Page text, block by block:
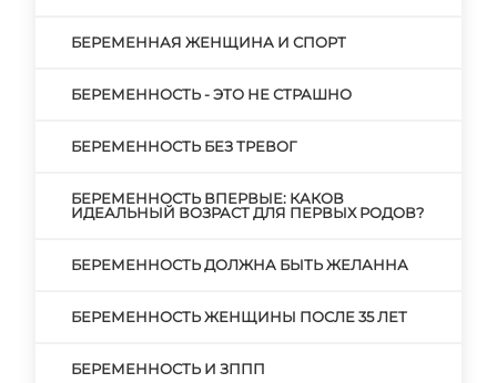
БЕРЕМЕННАЯ ЖЕНЩИНА И СПОРТ
БЕРЕМЕННОСТЬ - ЭТО НЕ СТРАШНО
БЕРЕМЕННОСТЬ БЕЗ ТРЕВОГ
БЕРЕМЕННОСТЬ ВПЕРВЫЕ: КАКОВ
ИДЕАЛЬНЫЙ ВОЗРАСТ ДЛЯ ПЕРВЫХ РОДОВ?
БЕРЕМЕННОСТЬ ДОЛЖНА БЫТЬ ЖЕЛАННА
БЕРЕМЕННОСТЬ ЖЕНЩИНЫ ПОСЛЕ 35 ЛЕТ
БЕРЕМЕННОСТЬ И ЗППП